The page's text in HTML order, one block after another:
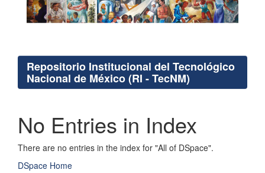
Repositorio Institucional del Tecnológico
Nacional de México (RI - TecNM)
No Entries in Index
There are no entries in the index for "All of DSpace".
DSpace Home